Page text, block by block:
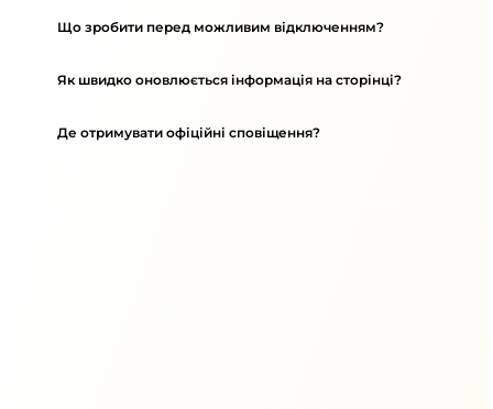
Що зробити перед можливим відключенням?
Як швидко оновлюється інформація на сторінці?
Де отримувати офіційні сповіщення?